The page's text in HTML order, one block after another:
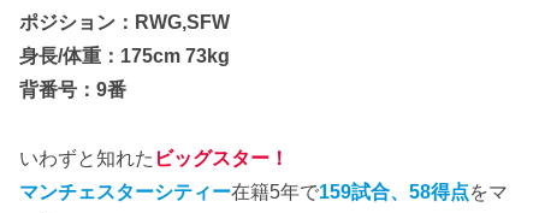
ポジション：RWG,SFW
身長/体重：175cm 73kg
背番号：9番
いわずと知れた ビッグスター！
マンチェスターシティー在籍5年で159試合、58得点をマ